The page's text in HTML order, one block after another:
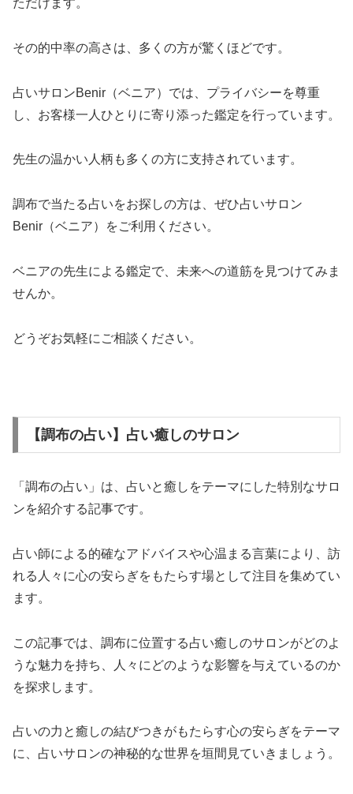
ただけます。
その的中率の高さは、多くの方が驚くほどです。
占いサロンBenir（ベニア）では、プライバシーを尊重
し、お客様一人ひとりに寄り添った鑑定を行っています。
先生の温かい人柄も多くの方に支持されています。
調布で当たる占いをお探しの方は、ぜひ占いサロン
Benir（ベニア）をご利用ください。
ベニアの先生による鑑定で、未来への道筋を見つけてみま
せんか。
どうぞお気軽にご相談ください。
【調布の占い】占い癒しのサロン
「調布の占い」は、占いと癒しをテーマにした特別なサロ
ンを紹介する記事です。
占い師による的確なアドバイスや心温まる言葉により、訪
れる人々に心の安らぎをもたらす場として注目を集めてい
ます。
この記事では、調布に位置する占い癒しのサロンがどのよ
うな魅力を持ち、人々にどのような影響を与えているのか
を探求します。
占いの力と癒しの結びつきがもたらす心の安らぎをテーマ
に、占いサロンの神秘的な世界を垣間見ていきましょう。